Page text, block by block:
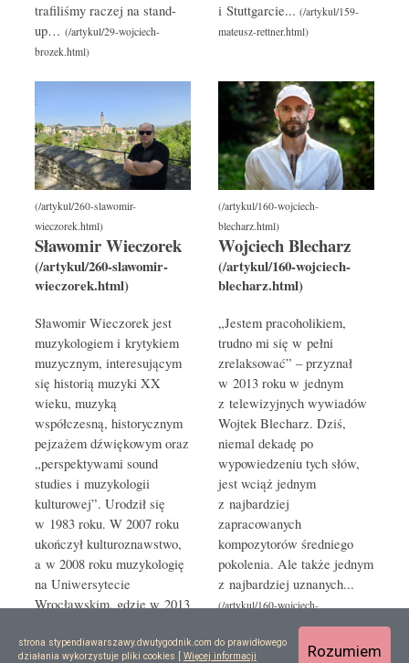
trafiliśmy raczej na stand-
up…
i Stuttgarcie...
Sławomir Wieczorek
Sławomir Wieczorek jest
muzykologiem i krytykiem
muzycznym, interesującym
się historią muzyki XX
wieku, muzyką
współczesną, historycznym
pejzażem dźwiękowym oraz
„perspektywami sound
studies i muzykologii
kulturowej”. Urodził się
w 1983 roku. W 2007 roku
ukończył kulturoznawstwo,
a w 2008 roku muzykologię
na Uniwersytecie
Wrocławskim, gdzie w 2013
o sztuce...
Wojciech Blecharz
„Jestem pracoholikiem,
trudno mi się w pełni
zrelaksować” – przyznał
w 2013 roku w jednym
z telewizyjnych wywiadów
Wojtek Blecharz. Dziś,
niemal dekadę po
wypowiedzeniu tych słów,
jest wciąż jednym
z najbardziej
zapracowanych
kompozytorów średniego
pokolenia. Ale także jednym
z najbardziej uznanych...
strona stypendiawarszawy.dwutygodnik.com do prawidłowego
działania wykorzystuje pliki cookies [ Więcej informacji Rozumiem